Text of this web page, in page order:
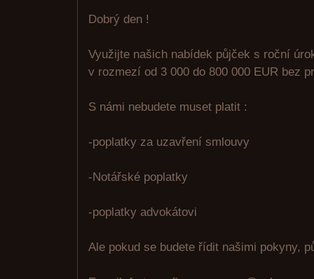
Dobrý den !
Využijte našich nabídek půjček s roční
v rozmezí od 3 000 do 800 000 EUR bez
S námi nebudete muset platit :
-poplatky za uzavření smlouvy
-Notářské poplatky
-poplatky advokátovi
Ale pokud se budete řídit našimi pokyny,